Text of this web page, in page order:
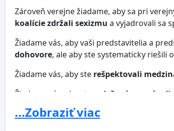
Zároveň verejne žiadame, aby sa pri
koalície zdržali sexizmu a vyjadrovali sa
Žiadame vás, aby vaši predstavitelia a
dohovore, ale aby ste systematicky riešili
Žiadame vás, aby ste rešpektovali
Žiadame vás, aby ste sa k ženám
príležitostí a slušne a férovo
...Zobraziť viac